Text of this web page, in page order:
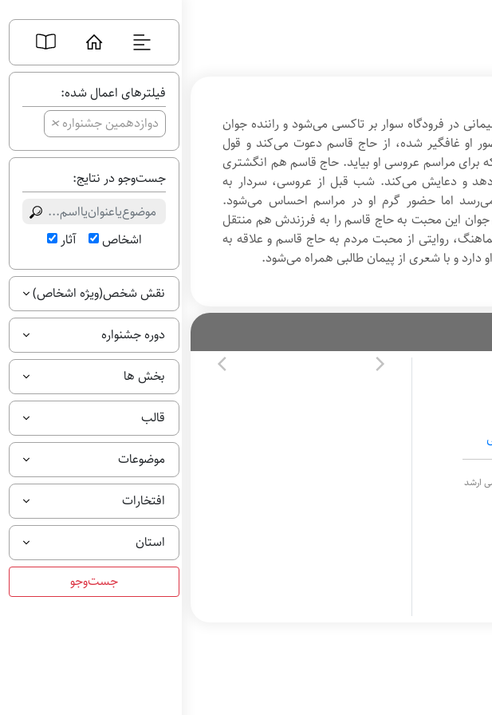
فیلترهای اعمال شده:
دوازدهمین جشنواره+
جست‌وجو در نتایج:
اشخاص آثار
نقش شخص(ویژه اشخاص)
دوره جشنواره
بخش ها
قالب
موضوعات
افتخارات
استان
در فرودگاه سوار بر تاکسی می‌شود و راننده جوان
او غافگیر شده، از حاج قاسم دعوت می‌کند و قول
برای مراسم عروسی‌ او بیاید. حاج قاسم هم انگشتری
و دعایش می‌کند. شب قبل از عروسی، سردار به
اما حضور گرم او در مراسم احساس می‌شود.
جوان این محبت به حاج قاسم را به فرزندش هم منتقل
روایتی از محبت مردم به حاج قاسم و علاقه به
او دارد و با شعری از پیمان طالبی همراه می‌شود.
ارشد